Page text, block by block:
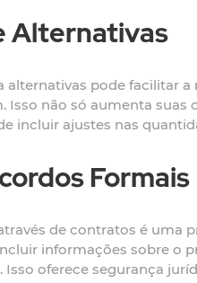
Alternativas
alternativas pode facilitar
Isso não só aumenta
incluir ajustes nas
Formais
de contratos é uma
informações sobre o
oferece segurança